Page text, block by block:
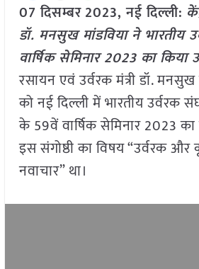
07 दिसम्बर2023, नई दिल्ली:
डॉ. मनसुख मांडविया ने भारतीय
वार्षिक सेमिनार 2023 का किया
रसायन एवं उर्वरक मंत्री डॉ.
को नई दिल्ली में भारतीय
के 59वें वार्षिक सेमिनार 2023 का
इस संगोष्ठी का विषय “उर्वरक और
नवाचार” था।